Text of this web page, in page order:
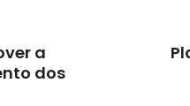
a
dos